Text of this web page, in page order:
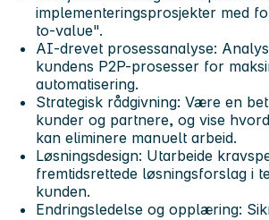
implementeringsprosjekter med
to-value".
AI-drevet prosessanalyse:
kundens P2P-prosesser for
automatisering.
Strategisk rådgivning: Være en
kunder og partnere, og vise
kan eliminere manuelt arbeid.
Løsningsdesign: Utarbeide
fremtidsrettede løsningsforslag i
kunden.
Endringsledelse og opplæring: